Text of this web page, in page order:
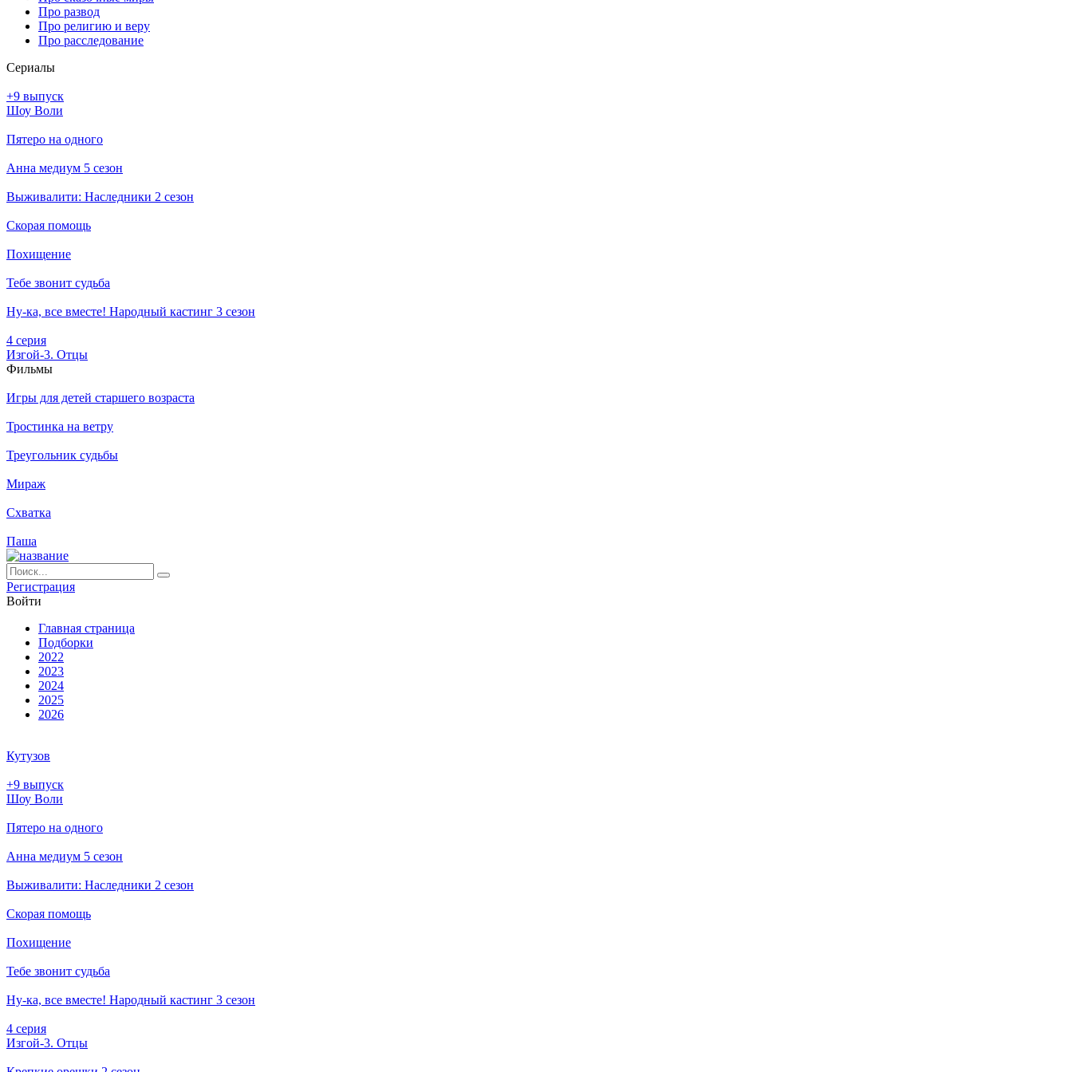
Про развод
Про религию и веру
Про расследование
Се­риа­лы
+9 выпуск
Шоу Воли
Пятеро на одного
Анна медиум 5 сезон
Выживалити: Наследники 2 сезон
Скорая помощь
Похищение
Тебе звонит судьба
Ну-ка, все вместе! Народный кастинг 3 сезон
4 серия
Изгой-3. Отцы
Филь­мы
Игры для детей старшего возраста
Тростинка на ветру
Треугольник судьбы
Мираж
Схватка
Паша
Ре­ги­ст­ра­ция
Вой­ти
Глав­ная стра­ни­ца
Подборки
2022
2023
2024
2025
2026
Кутузов
+9 выпуск
Шоу Воли
Пятеро на одного
Анна медиум 5 сезон
Выживалити: Наследники 2 сезон
Скорая помощь
Похищение
Тебе звонит судьба
Ну-ка, все вместе! Народный кастинг 3 сезон
4 серия
Изгой-3. Отцы